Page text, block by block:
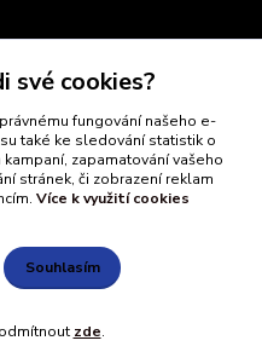
13:00
Eshop-rychle.cz
své cookies?
fungování našeho e-
také ke sledování statistik o
zapamatování vašeho
stránek, či zobrazení reklam
Více k využití cookies
Souhlasím
zde.